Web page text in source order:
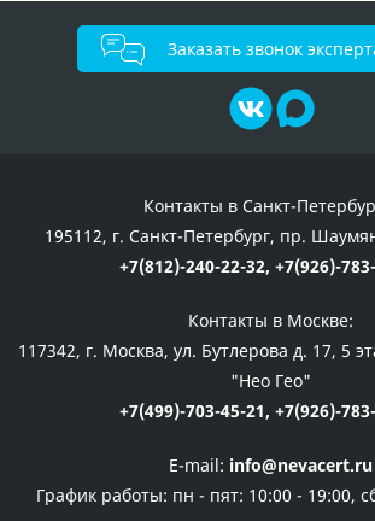
Заказать звонок
Контакты в Санкт-
195112, г. Санкт-Петербург, пр.
+7(812)-240-22-32, +7(926)-
Контакты в Москве:
117342, г. Москва, ул. Бутлерова д. 17, 5
"Нео Гео"
+7(499)-703-45-21, +7(926)-
E-mail: info@nevacert.ru
График работы: пн - пят: 10:00 - 19:00,